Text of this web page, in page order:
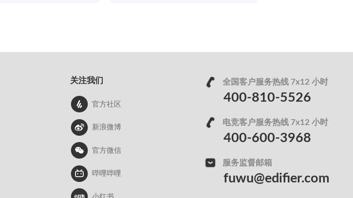
关注我们
官方社区
新浪微博
官方微信
哔哩哔哩
全国客户服务热线 7x12 小时
400-810-5526
电竞客户服务热线 7x12 小时
400-600-3968
服务监督邮箱
fuwu@edifier.com